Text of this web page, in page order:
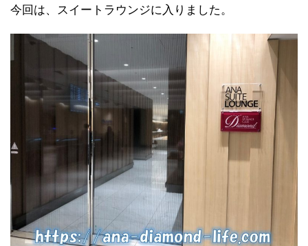
今回は、スイートラウンジに入りました。